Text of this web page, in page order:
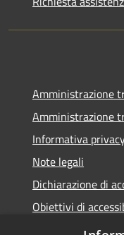
Amministrazione
Amministrazione
Informativa
Note legali
Dichiarazione di
Obiettivi di
Piano di